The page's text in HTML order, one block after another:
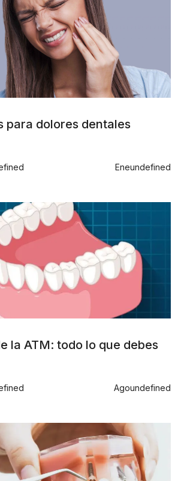
para dolores dentales
Eneundefined
la ATM: todo lo que debes
Agoundefined